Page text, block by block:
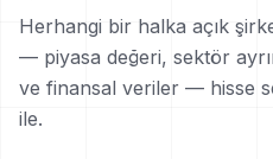
Herhangi bir halka açık
— piyasa değeri, sektör
ve finansal veriler — hisse
ile.